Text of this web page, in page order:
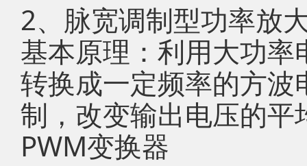
2、脉宽调制型功率放
基本原理：利用大功
转换成一定频率的方
制，改变输出电压的平
PWM变换器